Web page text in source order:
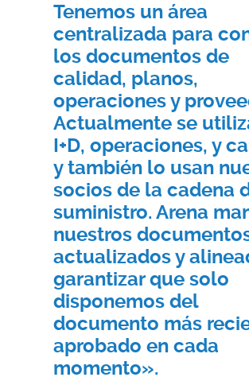
Tenemos un área
centralizada para
los documentos de
calidad, planos,
operaciones y
Actualmente se
I+D, operaciones, y
y también lo usan
socios de la cadena
suministro. Arena
nuestros
actualizados y
garantizar que solo
disponemos del
documento más
aprobado en cada
momento».